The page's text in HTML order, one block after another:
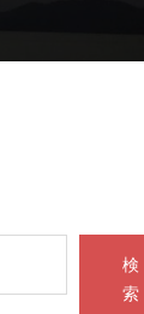
検
索